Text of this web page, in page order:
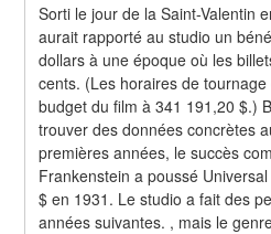
Sorti le jour de la Saint-Valentin
aurait rapporté au studio un
dollars à une époque où les
cents. (Les horaires de
budget du film à 341 191,20 $.)
trouver des données concrètes
premières années, le succès
Frankenstein a poussé
$ en 1931. Le studio a fait des
années suivantes. , mais le